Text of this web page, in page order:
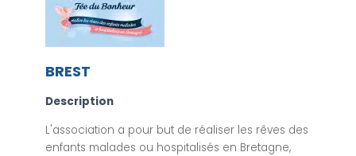
BREST
Description
L'association a pour but de réaliser les rêves des
enfants malades ou hospitalisés en Bretagne,